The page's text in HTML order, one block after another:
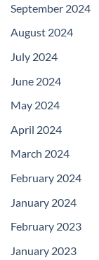
September 2024
August 2024
July 2024
June 2024
May 2024
April 2024
March 2024
February 2024
January 2024
February 2023
January 2023